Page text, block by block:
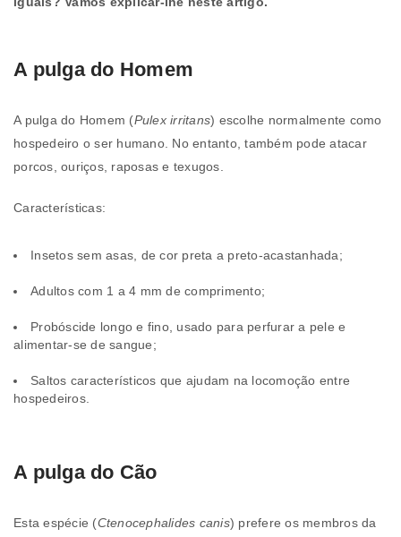
A pulga do Homem
A pulga do Homem (Pulex irritans) escolhe normalmente como
hospedeiro o ser humano. No entanto, também pode atacar
porcos, ouriços, raposas e texugos.
Características:
Insetos sem asas, de cor preta a preto-acastanhada;
Adultos com 1 a 4 mm de comprimento;
Probóscide longo e fino, usado para perfurar a pele e
alimentar-se de sangue;
Saltos característicos que ajudam na locomoção entre
hospedeiros.
A pulga do Cão
Esta espécie (Ctenocephalides canis) prefere os membros da